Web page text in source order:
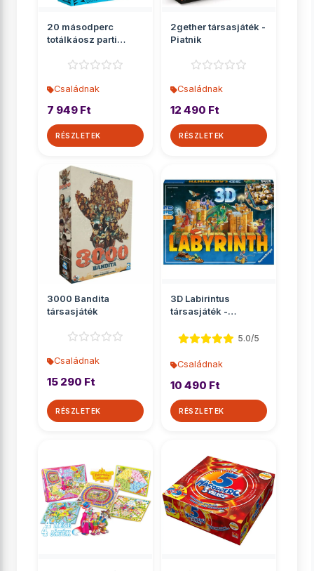
20 másodperc
totálkáosz parti
Családnak
7 949 Ft
RÉSZLETEK
2gether társasjáték -
Piatnik
Családnak
12 490 Ft
RÉSZLETEK
3000 Bandita
társasjáték
Családnak
15 290 Ft
RÉSZLETEK
3D Labirintus
társasjáték -
5.0/5
Családnak
10 490 Ft
RÉSZLETEK